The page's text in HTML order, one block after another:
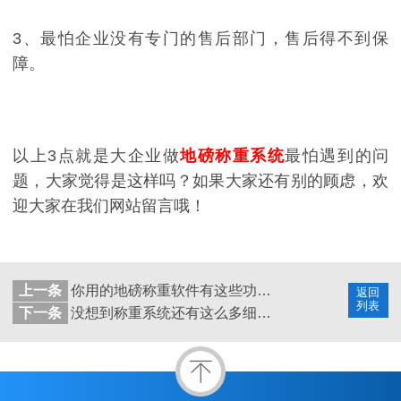
3、最怕企业没有专门的售后部门，售后得不到保
障。
以上3点就是大企业做地磅称重系统最怕遇到的问
题，大家觉得是这样吗？如果大家还有别的顾虑，欢
迎大家在我们网站留言哦！
返回
列表
上一条
你用的地磅称重软件有这些功能吗？
下一条
没想到称重系统还有这么多细节？